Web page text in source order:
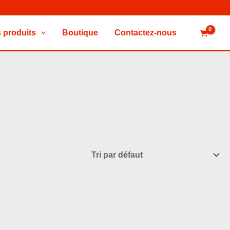
produits Boutique Contactez-nous